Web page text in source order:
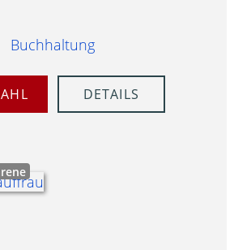
Buchhaltung
DETAILS